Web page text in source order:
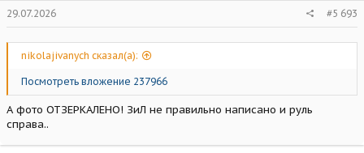
29.07.2026 #5 693
nikolajivanych сказал(а):
Посмотреть вложение 237966
А фото ОТЗЕРКАЛЕНО! ЗиЛ не правильно написано и руль
справа..